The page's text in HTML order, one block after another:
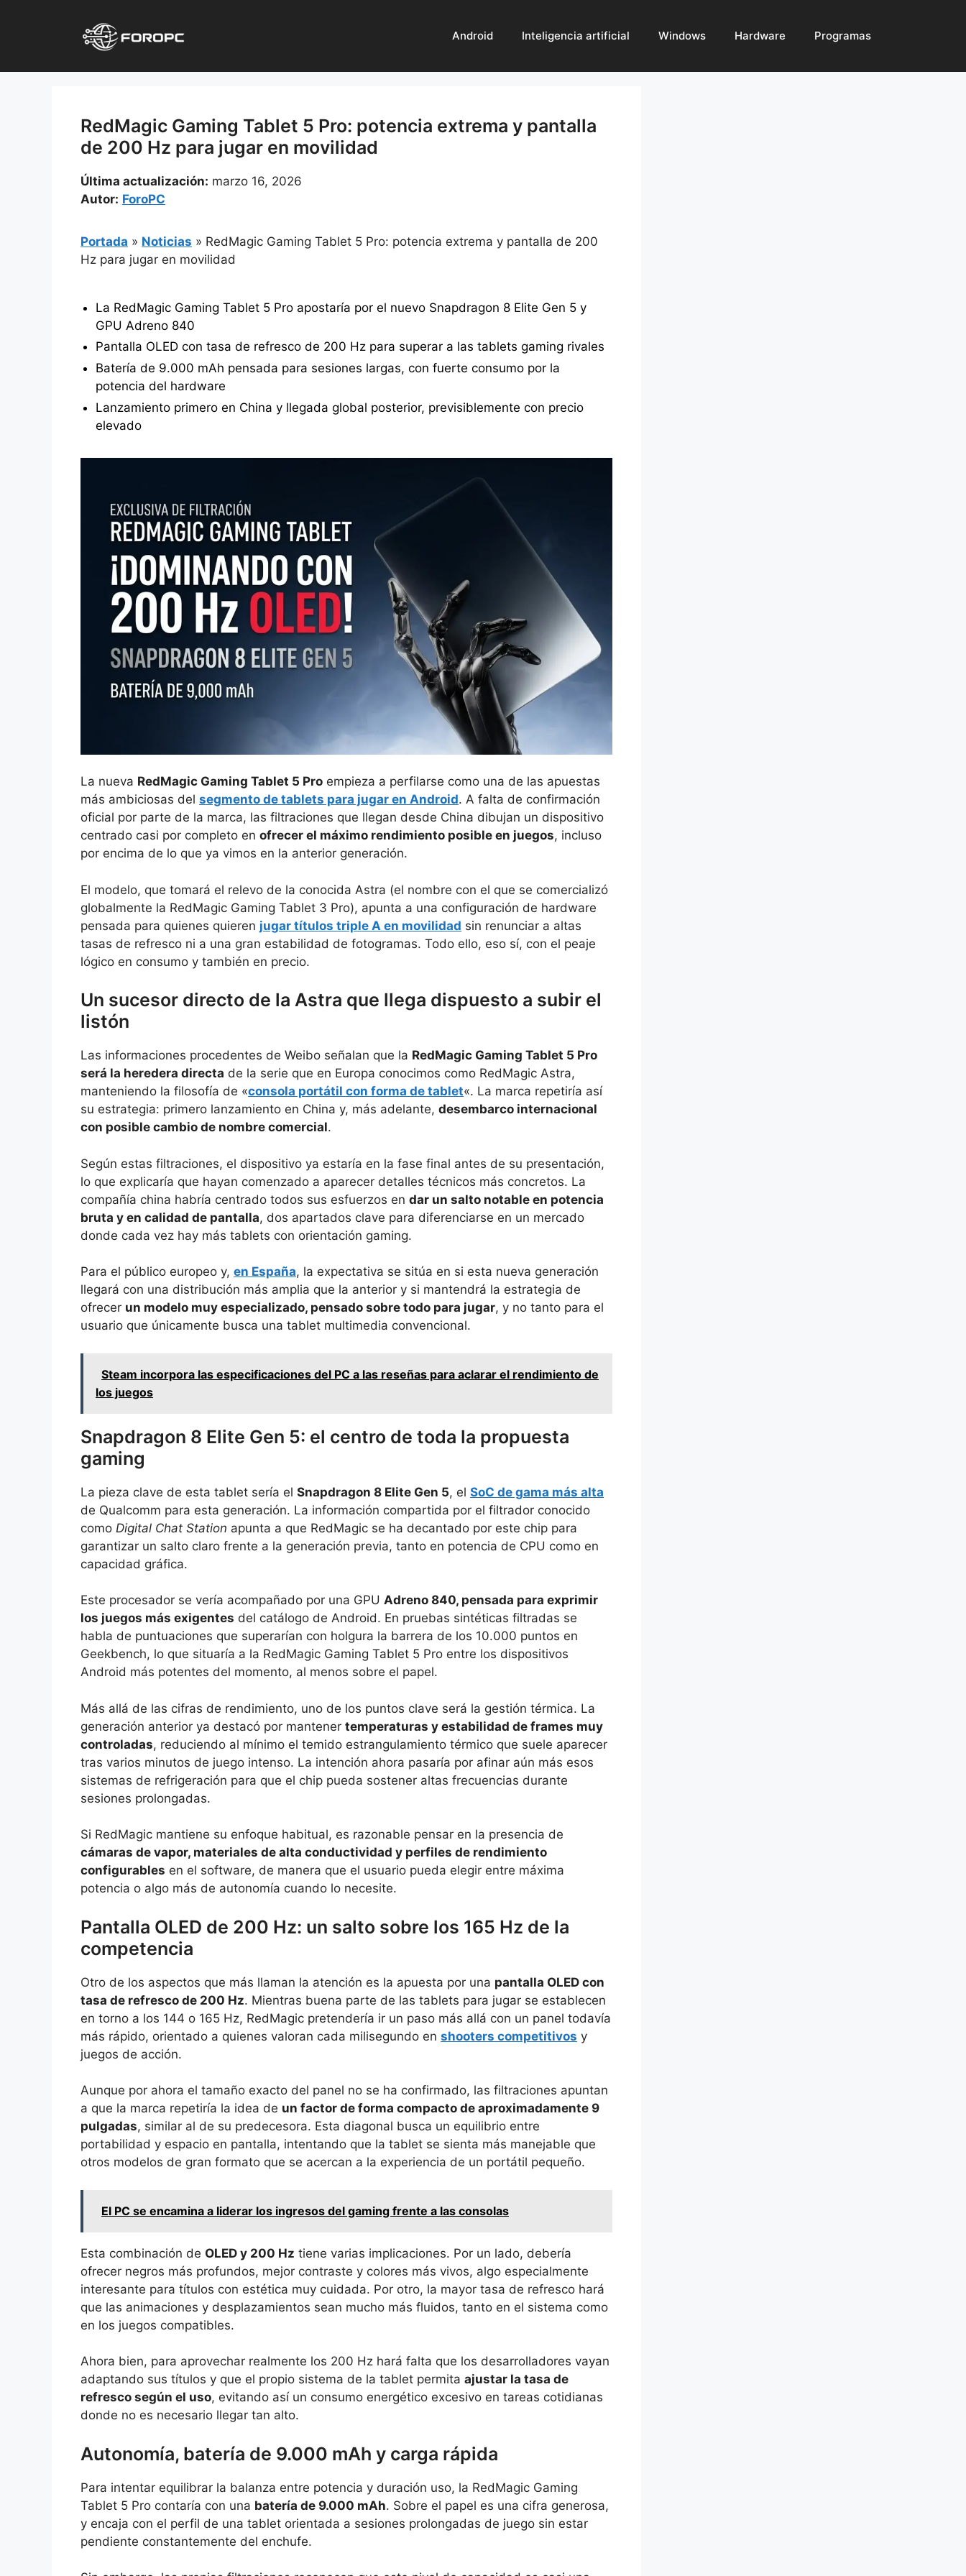
Android Inteligencia artificial Windows Hardware Programas
RedMagic Gaming Tablet 5 Pro: potencia extrema y pantalla
de 200 Hz para jugar en movilidad
Última actualización: marzo 16, 2026
Autor: ForoPC
Portada » Noticias » RedMagic Gaming Tablet 5 Pro: potencia extrema y pantalla de 200
Hz para jugar en movilidad
La RedMagic Gaming Tablet 5 Pro apostaría por el nuevo Snapdragon 8 Elite Gen 5 y
GPU Adreno 840
Pantalla OLED con tasa de refresco de 200 Hz para superar a las tablets gaming rivales
Batería de 9.000 mAh pensada para sesiones largas, con fuerte consumo por la
potencia del hardware
Lanzamiento primero en China y llegada global posterior, previsiblemente con precio
elevado
La nueva RedMagic Gaming Tablet 5 Pro empieza a perfilarse como una de las apuestas
más ambiciosas del segmento de tablets para jugar en Android. A falta de confirmación
oficial por parte de la marca, las filtraciones que llegan desde China dibujan un dispositivo
centrado casi por completo en ofrecer el máximo rendimiento posible en juegos, incluso
por encima de lo que ya vimos en la anterior generación.
El modelo, que tomará el relevo de la conocida Astra (el nombre con el que se comercializó
globalmente la RedMagic Gaming Tablet 3 Pro), apunta a una configuración de hardware
pensada para quienes quieren jugar títulos triple A en movilidad sin renunciar a altas
tasas de refresco ni a una gran estabilidad de fotogramas. Todo ello, eso sí, con el peaje
lógico en consumo y también en precio.
Un sucesor directo de la Astra que llega dispuesto a subir el
listón
Las informaciones procedentes de Weibo señalan que la RedMagic Gaming Tablet 5 Pro
será la heredera directa de la serie que en Europa conocimos como RedMagic Astra,
manteniendo la filosofía de «consola portátil con forma de tablet«. La marca repetiría así
su estrategia: primero lanzamiento en China y, más adelante, desembarco internacional
con posible cambio de nombre comercial.
Según estas filtraciones, el dispositivo ya estaría en la fase final antes de su presentación,
lo que explicaría que hayan comenzado a aparecer detalles técnicos más concretos. La
compañía china habría centrado todos sus esfuerzos en dar un salto notable en potencia
bruta y en calidad de pantalla, dos apartados clave para diferenciarse en un mercado
donde cada vez hay más tablets con orientación gaming.
Para el público europeo y, en España, la expectativa se sitúa en si esta nueva generación
llegará con una distribución más amplia que la anterior y si mantendrá la estrategia de
ofrecer un modelo muy especializado, pensado sobre todo para jugar, y no tanto para el
usuario que únicamente busca una tablet multimedia convencional.
Steam incorpora las especificaciones del PC a las reseñas para aclarar el rendimiento de
los juegos
Snapdragon 8 Elite Gen 5: el centro de toda la propuesta
gaming
La pieza clave de esta tablet sería el Snapdragon 8 Elite Gen 5, el SoC de gama más alta
de Qualcomm para esta generación. La información compartida por el filtrador conocido
como Digital Chat Station apunta a que RedMagic se ha decantado por este chip para
garantizar un salto claro frente a la generación previa, tanto en potencia de CPU como en
capacidad gráfica.
Este procesador se vería acompañado por una GPU Adreno 840, pensada para exprimir
los juegos más exigentes del catálogo de Android. En pruebas sintéticas filtradas se
habla de puntuaciones que superarían con holgura la barrera de los 10.000 puntos en
Geekbench, lo que situaría a la RedMagic Gaming Tablet 5 Pro entre los dispositivos
Android más potentes del momento, al menos sobre el papel.
Más allá de las cifras de rendimiento, uno de los puntos clave será la gestión térmica. La
generación anterior ya destacó por mantener temperaturas y estabilidad de frames muy
controladas, reduciendo al mínimo el temido estrangulamiento térmico que suele aparecer
tras varios minutos de juego intenso. La intención ahora pasaría por afinar aún más esos
sistemas de refrigeración para que el chip pueda sostener altas frecuencias durante
sesiones prolongadas.
Si RedMagic mantiene su enfoque habitual, es razonable pensar en la presencia de
cámaras de vapor, materiales de alta conductividad y perfiles de rendimiento
configurables en el software, de manera que el usuario pueda elegir entre máxima
potencia o algo más de autonomía cuando lo necesite.
Pantalla OLED de 200 Hz: un salto sobre los 165 Hz de la
competencia
Otro de los aspectos que más llaman la atención es la apuesta por una pantalla OLED con
tasa de refresco de 200 Hz. Mientras buena parte de las tablets para jugar se establecen
en torno a los 144 o 165 Hz, RedMagic pretendería ir un paso más allá con un panel todavía
más rápido, orientado a quienes valoran cada milisegundo en shooters competitivos y
juegos de acción.
Aunque por ahora el tamaño exacto del panel no se ha confirmado, las filtraciones apuntan
a que la marca repetiría la idea de un factor de forma compacto de aproximadamente 9
pulgadas, similar al de su predecesora. Esta diagonal busca un equilibrio entre
portabilidad y espacio en pantalla, intentando que la tablet se sienta más manejable que
otros modelos de gran formato que se acercan a la experiencia de un portátil pequeño.
El PC se encamina a liderar los ingresos del gaming frente a las consolas
Esta combinación de OLED y 200 Hz tiene varias implicaciones. Por un lado, debería
ofrecer negros más profundos, mejor contraste y colores más vivos, algo especialmente
interesante para títulos con estética muy cuidada. Por otro, la mayor tasa de refresco hará
que las animaciones y desplazamientos sean mucho más fluidos, tanto en el sistema como
en los juegos compatibles.
Ahora bien, para aprovechar realmente los 200 Hz hará falta que los desarrolladores vayan
adaptando sus títulos y que el propio sistema de la tablet permita ajustar la tasa de
refresco según el uso, evitando así un consumo energético excesivo en tareas cotidianas
donde no es necesario llegar tan alto.
Autonomía, batería de 9.000 mAh y carga rápida
Para intentar equilibrar la balanza entre potencia y duración uso, la RedMagic Gaming
Tablet 5 Pro contaría con una batería de 9.000 mAh. Sobre el papel es una cifra generosa,
y encaja con el perfil de una tablet orientada a sesiones prolongadas de juego sin estar
pendiente constantemente del enchufe.